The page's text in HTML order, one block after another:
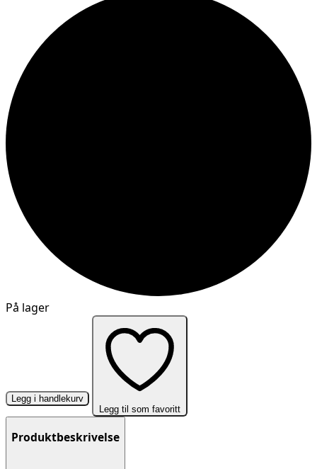
På lager
Legg i handlekurv
Legg til som favoritt
Produktbeskrivelse